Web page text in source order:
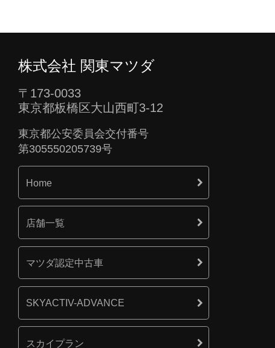
株式会社 関東マツダ
〒173-0033
東京都板橋区大山西町3-12
東京都公安委員会交付番号
第305550205739号
Home
店舗一覧
マツダ認定中古車
SKYACTIV-ADVANCE
スカイプラン